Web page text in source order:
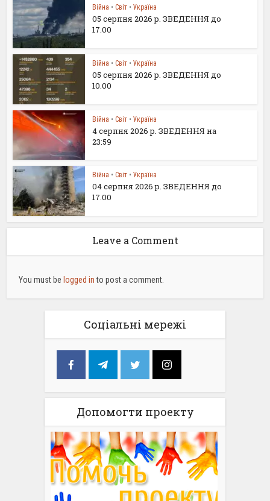
Війна • Світ • Україна
05 серпня 2026 р. ЗВЕДЕННЯ до
17.00
Війна • Світ • Україна
05 серпня 2026 р. ЗВЕДЕННЯ до
10.00
Війна • Світ • Україна
4 серпня 2026 р. ЗВЕДЕННЯ на
23:59
Війна • Світ • Україна
04 серпня 2026 р. ЗВЕДЕННЯ до
17.00
Leave a Comment
You must be logged into post a comment.
Соціальні мережі
Допомогти проекту